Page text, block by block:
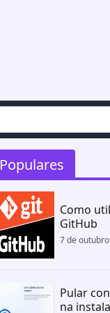
Populares
Como
GitHub
7 de
Pular
na